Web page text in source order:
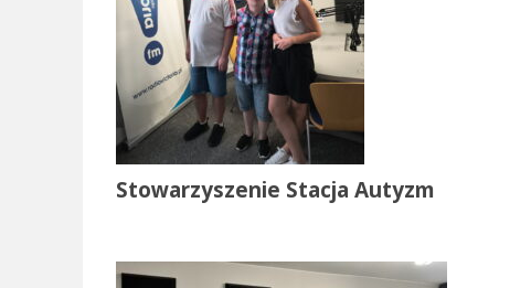
Stowarzyszenie Stacja Autyzm